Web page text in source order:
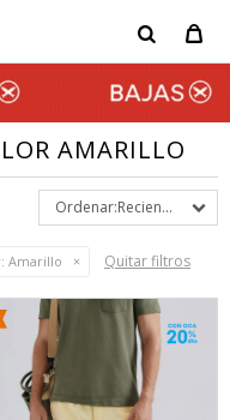
AMARILLO
Recientes
Amarillo Quitar filtros